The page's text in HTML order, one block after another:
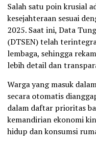
Salah satu poin krusial
kesejahteraan sesuai
2025. Saat ini, Data
(DTSEN) telah
lembaga, sehingga
lebih detail dan
Warga yang masuk
secara otomatis
dalam daftar prioritas
kemandirian ekonomi
hidup dan konsumsi